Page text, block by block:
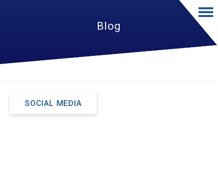
Blog
SOCIAL MEDIA